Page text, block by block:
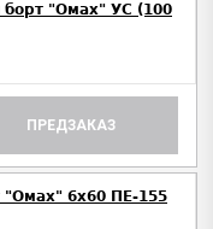
"Омах" УС (100
ПРЕДЗАКАЗ
6х60 ПЕ-155